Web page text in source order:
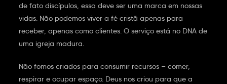
de fato discípulos, essa deve ser uma marca em nossas
vidas. Não podemos viver a fé cristã apenas para
receber, apenas como clientes. O serviço está no DNA de
uma igreja madura.
Não fomos criados para consumir recursos – comer,
respirar e ocupar espaço. Deus nos criou para que a